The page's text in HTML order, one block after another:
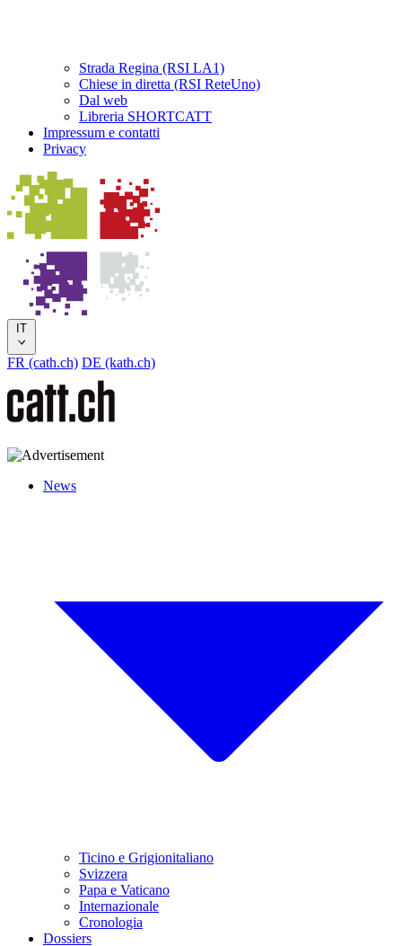
Strada Regina (RSI LA1)
Chiese in diretta (RSI ReteUno)
Dal web
Libreria SHORTCATT
Impressum e contatti
Privacy
IT
FR (cath.ch) DE (kath.ch)
News
Ticino e Grigionitaliano
Svizzera
Papa e Vaticano
Internazionale
Cronologia
Dossiers